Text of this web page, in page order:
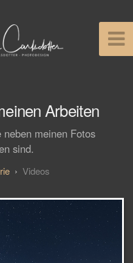
Arbeiten
meinen Fotos
sind.
Videos